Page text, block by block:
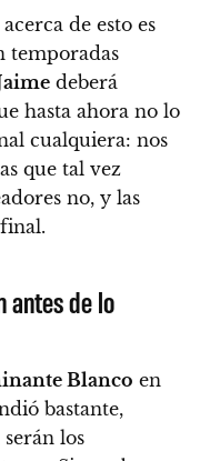
de esto es
temporadas
deberá
hasta ahora no lo
cualquiera: nos
que tal vez
no, y las
antes de lo
Blanco en
bastante,
los